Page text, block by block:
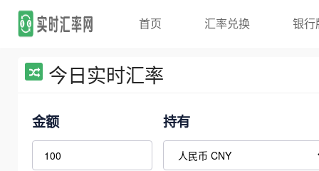
首页 汇率兑换 银行
今日实时汇率
金额 持有